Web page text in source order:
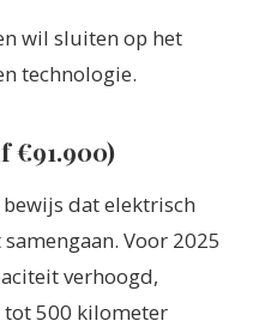
wil sluiten op het
technologie.
€91.900)
dat elektrisch
Voor 2025
verhoogd,
500 kilometer